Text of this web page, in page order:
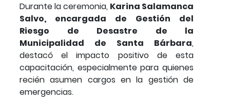
Durante la ceremonia, Karina Salamanca
Salvo, encargada de Gestión del
Riesgo de Desastre de la
Municipalidad de Santa Bárbara,
destacó el impacto positivo de esta
capacitación, especialmente para quienes
recién asumen cargos en la gestión de
emergencias.